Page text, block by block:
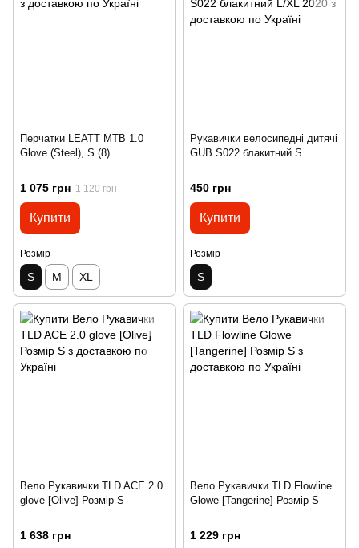
Перчатки LEATT MTB 1.0
Glove (Steel), S (8)
1 075 грн 1 120 грн
Купити
Розмір
S M XL
Рукавички велосипедні дитячі
GUB S022 блакитний S
450 грн
Купити
Розмір
S
Вело Рукавички TLD ACE 2.0
glove [Olive] Розмір S
1 638 грн
Вело Рукавички TLD Flowline
Glowe [Tangerine] Розмір S
1 229 грн